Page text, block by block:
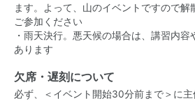
ます。よって、山のイベントですので解
ご参加ください
・雨天決行。悪天候の場合は、講習内
あります
欠席・遅刻について
必ず、＜イベント開始30分前まで＞に